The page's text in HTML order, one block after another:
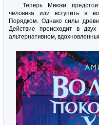
Теперь Миюки
человека или вступить в
Порядком. Однако силы
Действие происходит в
альтернативном,